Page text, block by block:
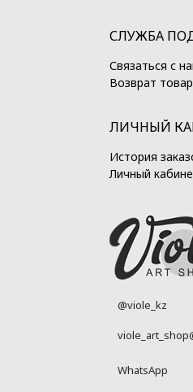
СЛУЖБА
Связаться с
Возврат
ЛИЧНЫЙ
История
Личный
@viole_kz
WhatsApp